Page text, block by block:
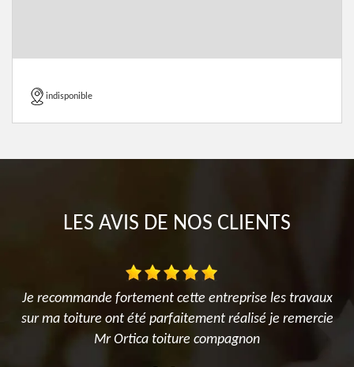
indisponible
LES AVIS DE NOS CLIENTS
Je recommande fortement cette entreprise les travaux
sur ma toiture ont été parfaitement réalisé je remercie
Mr Ortica toiture compagnon